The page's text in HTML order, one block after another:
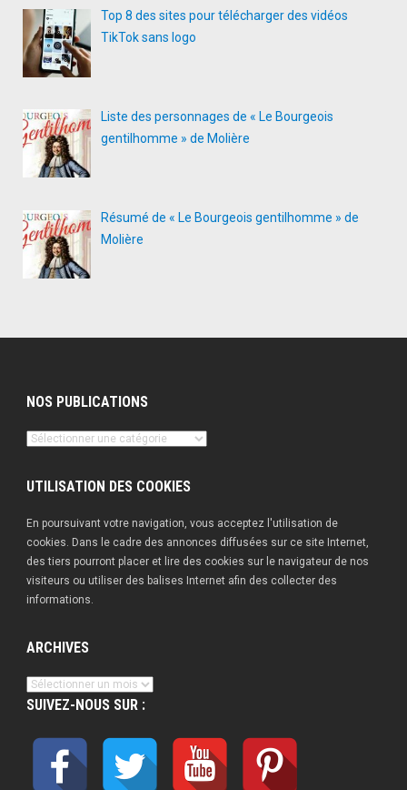
Top 8 des sites pour télécharger des vidéos
TikTok sans logo
Liste des personnages de « Le Bourgeois
gentilhomme » de Molière
Résumé de « Le Bourgeois gentilhomme » de
Molière
NOS PUBLICATIONS
Nos
UTILISATION DES COOKIES
En poursuivant votre navigation, vous acceptez l'utilisation de
cookies. Dans le cadre des annonces diffusées sur ce site Internet,
des tiers pourront placer et lire des cookies sur le navigateur de nos
visiteurs ou utiliser des balises Internet afin des collecter des
informations.
ARCHIVES
Archives
SUIVEZ-NOUS SUR :